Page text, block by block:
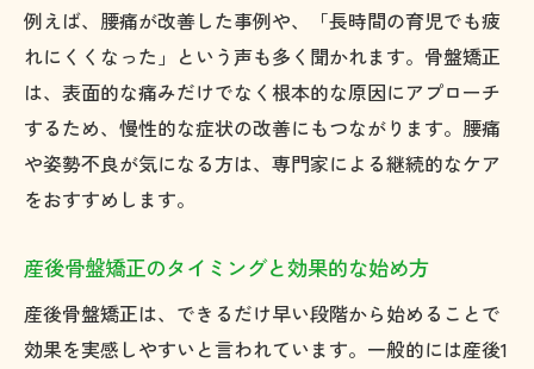
実現
骨盤が固まる前に産後骨盤矯正を始めるべ
き理由
産後骨盤矯正で起きやすいトラブルと対策
法
産後骨盤矯正で関節の可動域が広がる理由
体型戻しを助ける関節可動域の重要ポイン
ト
例えば、腰痛が改善した事例や、「長時間の育児でも疲
れにくくなった」という声も多く聞かれます。骨盤矯正
は、表面的な痛みだけでなく根本的な原因にアプローチ
するため、慢性的な症状の改善にもつながります。腰痛
や姿勢不良が気になる方は、専門家による継続的なケア
をおすすめします。
産後骨盤矯正のタイミングと効果的な始め方
産後骨盤矯正は、できるだけ早い段階から始めることで
効果を実感しやすいと言われています。一般的には産後1